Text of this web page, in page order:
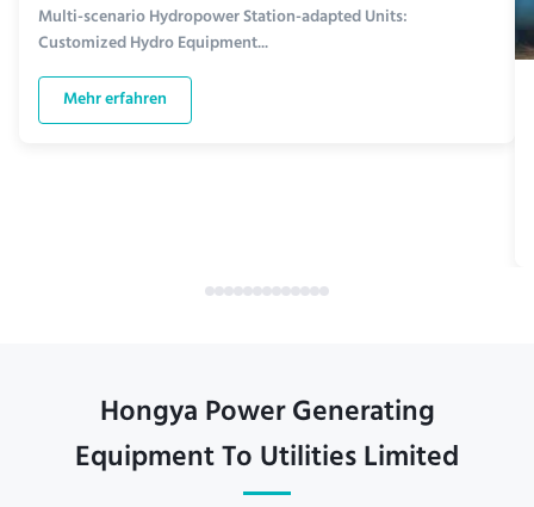
Multi-scenario Hydropower Station-adapted Units:
Customized Hydro Equipment...
Mehr erfahren
Hongya Power Generating
Equipment To Utilities Limited